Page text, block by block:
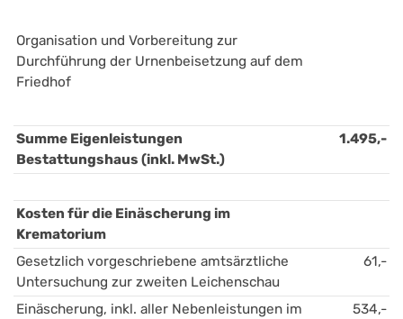
Organisation und Vorbereitung zur
Durchführung der Urnenbeisetzung auf dem
Friedhof
Summe Eigenleistungen
Bestattungshaus (inkl. MwSt.)
1.495,-
Kosten für die Einäscherung im
Krematorium
Gesetzlich vorgeschriebene amtsärztliche
Untersuchung zur zweiten Leichenschau
61,-
Einäscherung, inkl. aller Nebenleistungen im
534,-